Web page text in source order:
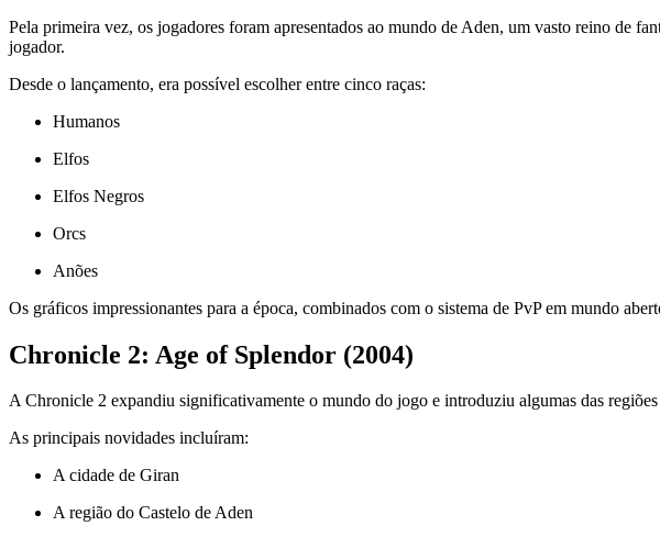
Pela primeira vez, os jogadores foram apresentados ao mundo de Aden, um vasto reino de
jogador.
Desde o lançamento, era possível escolher entre cinco raças:
Humanos
Elfos
Elfos Negros
Orcs
Anões
Os gráficos impressionantes para a época, combinados com o sistema de PvP em mundo
Chronicle 2: Age of Splendor (2004)
A Chronicle 2 expandiu significativamente o mundo do jogo e introduziu algumas das
As principais novidades incluíram:
A cidade de Giran
A região do Castelo de Aden